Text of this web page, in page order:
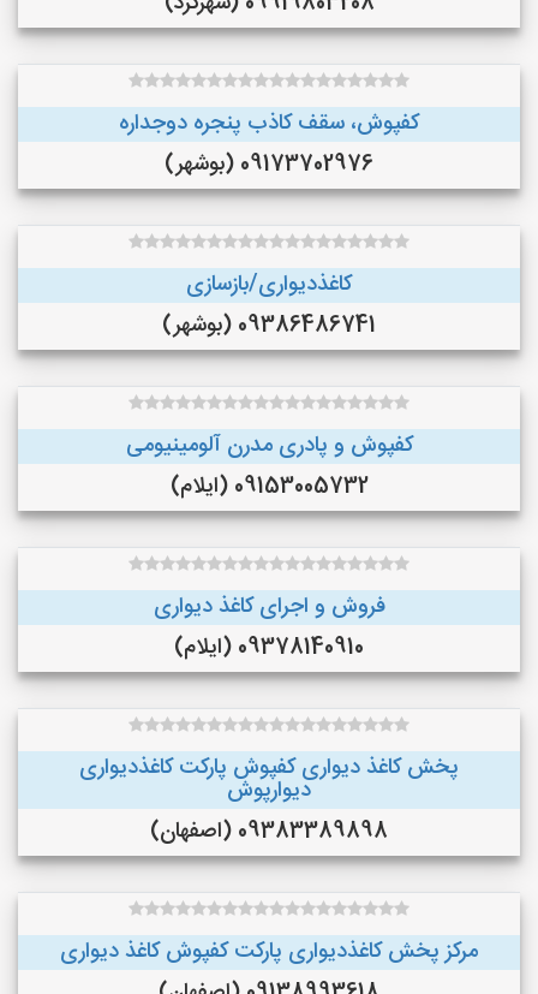
کفپوش، سقف کاذب پنجره دوجداره
09173702976 (بوشهر)
کاغذدیواری/بازسازی
09386486741 (بوشهر)
کفپوش و پادری مدرن آلومینیومی
09153005732 (ایلام)
فروش و اجرای کاغذ دیواری
09378140910 (ایلام)
پخش کاغذ دیواری کفپوش پارکت کاغذدیواری
دیوارپوش
09383389898 (اصفهان)
مرکز پخش کاغذدیواری پارکت کفپوش کاغذ دیواری